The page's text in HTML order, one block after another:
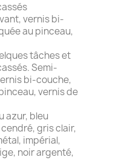
vernis bi-
au pinceau,
tâches et
Semi-
bi-couche,
vernis de
azur, bleu
gris clair,
impérial,
noir argenté,